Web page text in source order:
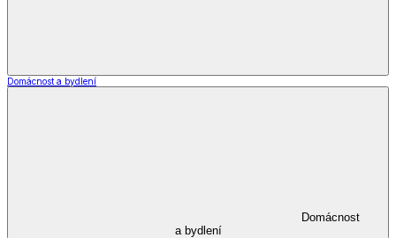
Domácnost a bydlení
Domácnost
a bydlení